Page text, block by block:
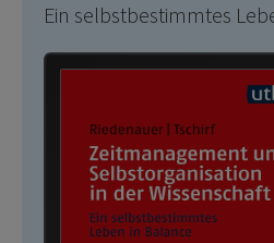
Ein selbstbestimmtes